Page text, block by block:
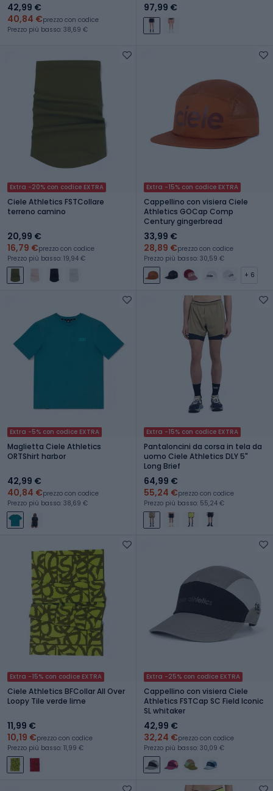
42,99 €
40,84 €prezzo con codice
Prezzo più basso: 38,69 €
97,99 €
Extra -20% con codice EXTRA
Ciele Athletics FSTCollare
terreno camino
20,99 €
16,79 €prezzo con codice
Prezzo più basso: 19,94 €
Extra -15% con codice EXTRA
Cappellino con visiera Ciele
Athletics GOCap Comp
Century gingerbread
33,99 €
28,89 €prezzo con codice
Prezzo più basso: 30,59 €
+ 6
Extra -5% con codice EXTRA
Maglietta Ciele Athletics
ORTShirt harbor
42,99 €
40,84 €prezzo con codice
Prezzo più basso: 38,69 €
Extra -15% con codice EXTRA
Pantaloncini da corsa in tela da
uomo Ciele Athletics DLY 5"
Long Brief
64,99 €
55,24 €prezzo con codice
Prezzo più basso: 55,24 €
Extra -15% con codice EXTRA
Ciele Athletics BFCollar All Over
Loopy Tile verde lime
11,99 €
10,19 €prezzo con codice
Prezzo più basso: 11,99 €
Extra -25% con codice EXTRA
Cappellino con visiera Ciele
Athletics FSTCap SC Field Iconic
SL whitaker
42,99 €
32,24 €prezzo con codice
Prezzo più basso: 30,09 €